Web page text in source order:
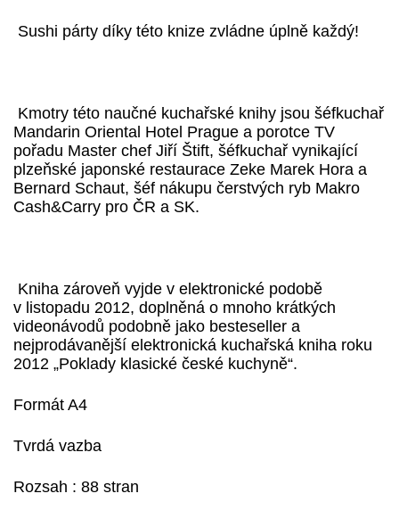
Sushi párty díky této knize zvládne úplně každý!
Kmotry této naučné kuchařské knihy jsou šéfkuchař
Mandarin Oriental Hotel Prague a porotce TV
pořadu Master chef Jiří Štift, šéfkuchař vynikající
plzeňské japonské restaurace Zeke Marek Hora a
Bernard Schaut, šéf nákupu čerstvých ryb Makro
Cash&Carry pro ČR a SK.
Kniha zároveň vyjde v elektronické podobě
v listopadu 2012, doplněná o mnoho krátkých
videonávodů podobně jako besteseller a
nejprodávanější elektronická kuchařská kniha roku
2012 „Poklady klasické české kuchyně“.
Formát A4
Tvrdá vazba
Rozsah : 88 stran